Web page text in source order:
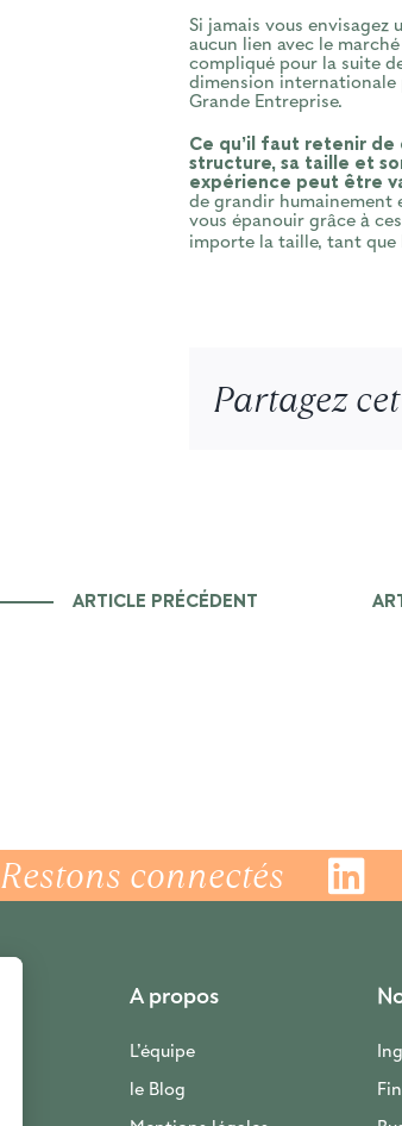
Si jamais vous envisagez
aucun lien avec le
compliqué pour la suite
dimension internationale
Grande Entreprise.
Ce qu’il faut retenir
structure, sa taille et
expérience peut être
de grandir humainement
vous épanouir grâce à
importe la taille, tant que
Partagez
ARTICLE PRÉCÉDENT
Restons connectés
A propos
L’équipe
le Blog